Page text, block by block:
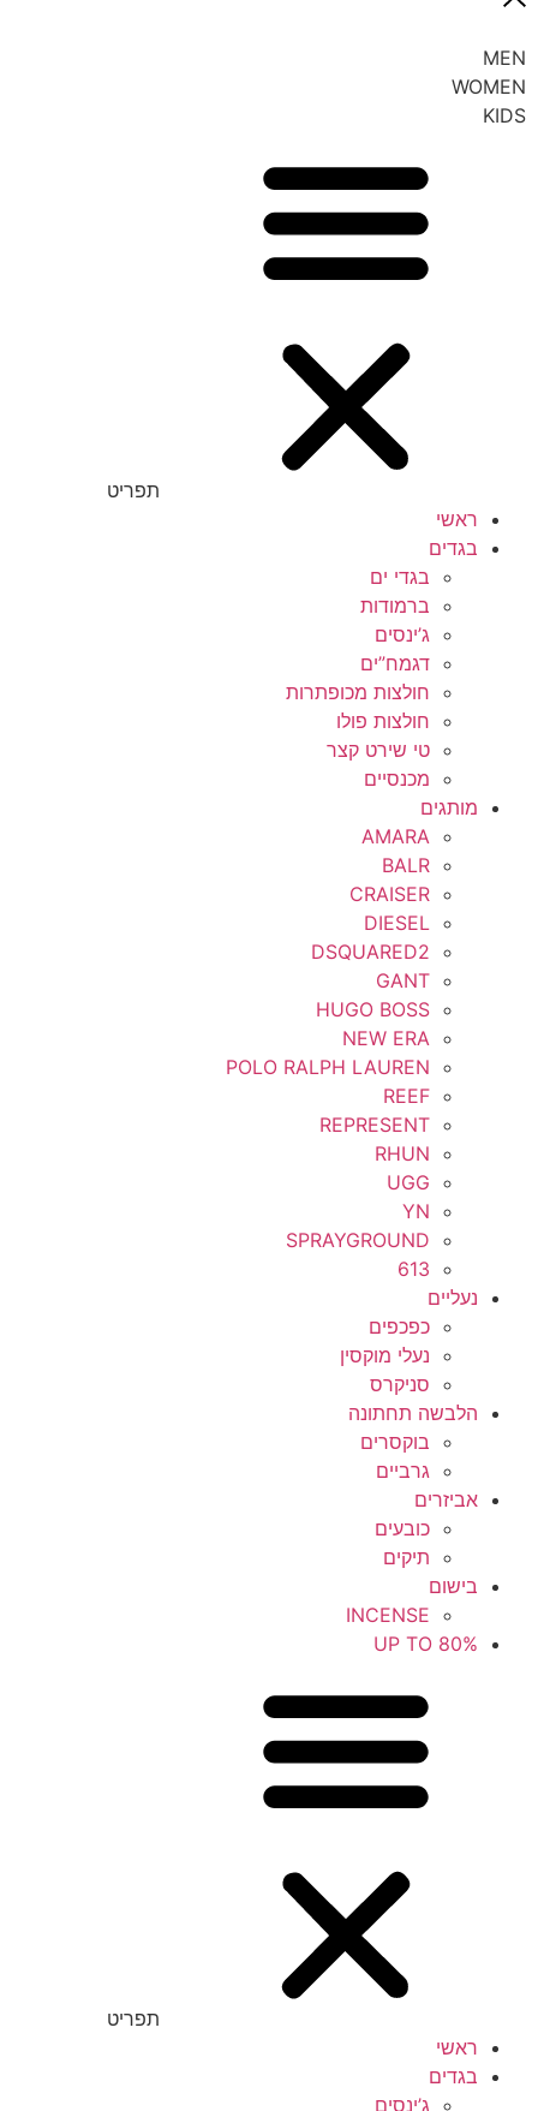
MEN
WOMEN
KIDS
תפריט
ראשי
בגדים
בגדי ים
ברמודות
ג’ינסים
דגמח”ים
חולצות מכופתרות
חולצות פולו
טי שירט קצר
מכנסיים
מותגים
AMARA
BALR
CRAISER
DIESEL
DSQUARED2
GANT
HUGO BOSS
NEW ERA
POLO RALPH LAUREN
REEF
REPRESENT
RHUN
UGG
YN
SPRAYGROUND
613
נעליים
כפכפים
נעלי מוקסין
סניקרס
הלבשה תחתונה
בוקסרים
גרביים
אביזרים
כובעים
תיקים
בישום
INCENSE
UP TO 80%
תפריט
ראשי
בגדים
ג’ינסים